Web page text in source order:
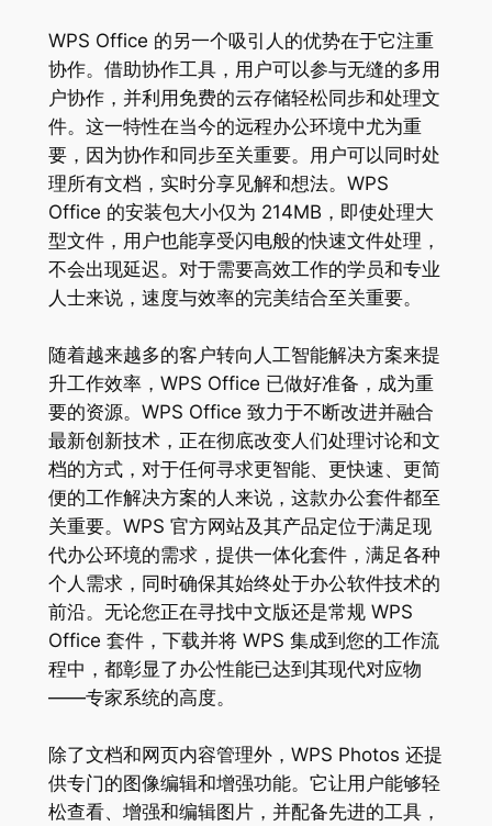
WPS Office 的另一个吸引人的优势在于它注重
协作。借助协作工具，用户可以参与无缝的多用
户协作，并利用免费的云存储轻松同步和处理文
件。这一特性在当今的远程办公环境中尤为重
要，因为协作和同步至关重要。用户可以同时处
理所有文档，实时分享见解和想法。WPS
Office 的安装包大小仅为 214MB，即使处理大
型文件，用户也能享受闪电般的快速文件处理，
不会出现延迟。对于需要高效工作的学员和专业
人士来说，速度与效率的完美结合至关重要。
随着越来越多的客户转向人工智能解决方案来提
升工作效率，WPS Office 已做好准备，成为重
要的资源。WPS Office 致力于不断改进并融合
最新创新技术，正在彻底改变人们处理讨论和文
档的方式，对于任何寻求更智能、更快速、更简
便的工作解决方案的人来说，这款办公套件都至
关重要。WPS 官方网站及其产品定位于满足现
代办公环境的需求，提供一体化套件，满足各种
个人需求，同时确保其始终处于办公软件技术的
前沿。无论您正在寻找中文版还是常规 WPS
Office 套件，下载并将 WPS 集成到您的工作流
程中，都彰显了办公性能已达到其现代对应物
——专家系统的高度。
除了文档和网页内容管理外，WPS Photos 还提
供专门的图像编辑和增强功能。它让用户能够轻
松查看、增强和编辑图片，并配备先进的工具，